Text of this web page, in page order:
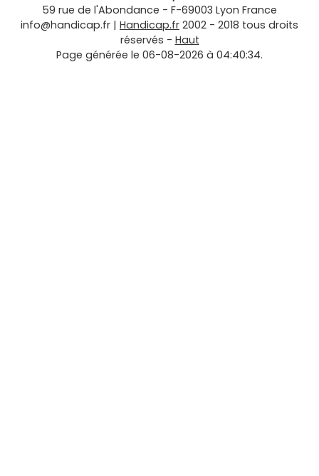
59 rue de l'Abondance - F-69003 Lyon France
info@handicap.fr | Handicap.fr 2002 - 2018 tous droits
réservés - Haut
Page générée le 06-08-2026 à 04:40:34.